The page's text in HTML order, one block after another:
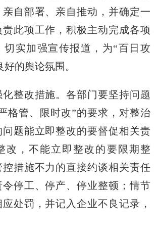
自部署、亲自推动，并确定一
此项工作，积极主动完成各项
切实加强宣传报道，为“百日攻
的舆论氛围。
改措施。各部门要坚持问题
格管、限时改”的要求，对整治
题能立即整改的要督促相关责
改，不能立即整改的要限期整
措施不力的直接约谈相关责任
令停工、停产、停业整顿；情节
处罚，并记入企业不良记录，